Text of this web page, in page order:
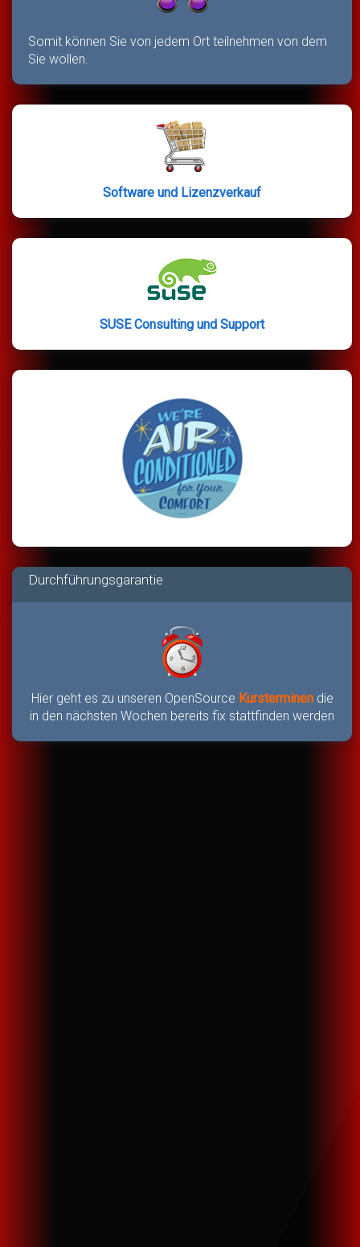
Somit können Sie von jedem Ort teilnehmen von dem
Sie wollen.
Software und Lizenzverkauf
SUSE Consulting und Support
Durchführungsgarantie
Hier geht es zu unseren OpenSource Kursterminen die
in den nächsten Wochen bereits fix stattfinden werden